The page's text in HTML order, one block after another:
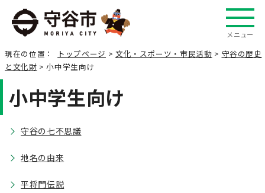
メニュー
現在の位置： トップページ > 文化・スポーツ・市民活動 > 守谷の歴史
と文化財 > 小中学生向け
小中学生向け
守谷の七不思議
地名の由来
平将門伝説